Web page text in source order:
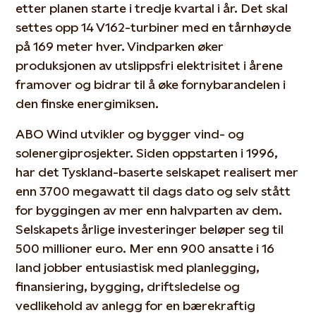
etter planen starte i tredje kvartal i år. Det skal
settes opp 14 V162-turbiner med en tårnhøyde
på 169 meter hver. Vindparken øker
produksjonen av utslippsfri elektrisitet i årene
framover og bidrar til å øke fornybarandelen i
den finske energimiksen.
ABO Wind utvikler og bygger vind- og
solenergiprosjekter. Siden oppstarten i 1996,
har det Tyskland-baserte selskapet realisert mer
enn 3700 megawatt til dags dato og selv stått
for byggingen av mer enn halvparten av dem.
Selskapets årlige investeringer beløper seg til
500 millioner euro. Mer enn 900 ansatte i 16
land jobber entusiastisk med planlegging,
finansiering, bygging, driftsledelse og
vedlikehold av anlegg for en bærekraftig